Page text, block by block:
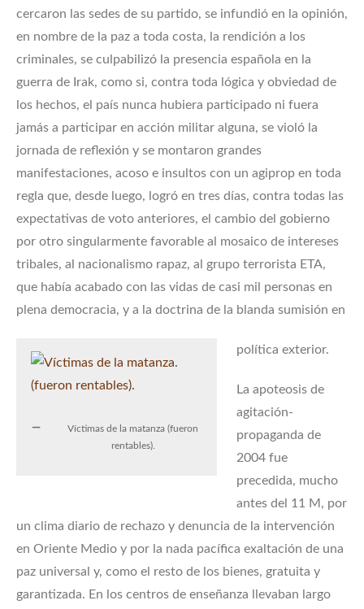
cercaron las sedes de su partido, se infundió en la opinión,
en nombre de la paz a toda costa, la rendición a los
criminales, se culpabilizó la presencia española en la
guerra de Irak, como si, contra toda lógica y obviedad de
los hechos, el país nunca hubiera participado ni fuera
jamás a participar en acción militar alguna, se violó la
jornada de reflexión y se montaron grandes
manifestaciones, acoso e insultos con un agiprop en toda
regla que, desde luego, logró en tres días, contra todas las
expectativas de voto anteriores, el cambio del gobierno
por otro singularmente favorable al mosaico de intereses
tribales, al nacionalismo rapaz, al grupo terrorista ETA,
que había acabado con las vidas de casi mil personas en
plena democracia, y a la doctrina de la blanda sumisión en
Víctimas de la matanza (fueron
rentables).
política exterior.
La apoteosis de
agitación-
propaganda de
2004 fue
precedida, mucho
antes del 11 M, por
un clima diario de rechazo y denuncia de la intervención
en Oriente Medio y por la nada pacífica exaltación de una
paz universal y, como el resto de los bienes, gratuita y
garantizada. En los centros de enseñanza llevaban largo